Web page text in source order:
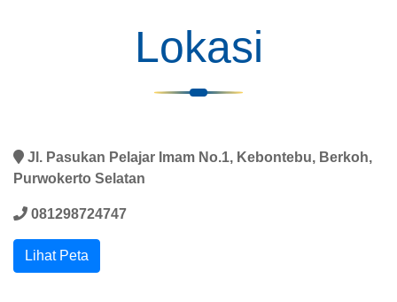
Lokasi
Jl. Pasukan Pelajar Imam No.1, Kebontebu, Berkoh,
Purwokerto Selatan
081298724747
Lihat Peta